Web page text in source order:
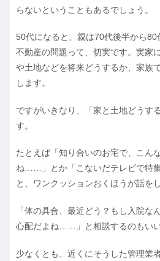
らないということもあるでしょう。
50代になると、親は70代後半から80
不動産の問題って、切実です。実家
や土地などを将来どうするか、家族
します。
ですがいきなり、「家と土地どうす
す。
たとえば「知り合いのお宅で、こん
ね……」とか「こないだテレビで特
と、ワンクッションおくほうが話を
「体の具合、最近どう？もし入院な
心配だよね……」と相談するのもいい
少なくとも、近くにそうした管理業